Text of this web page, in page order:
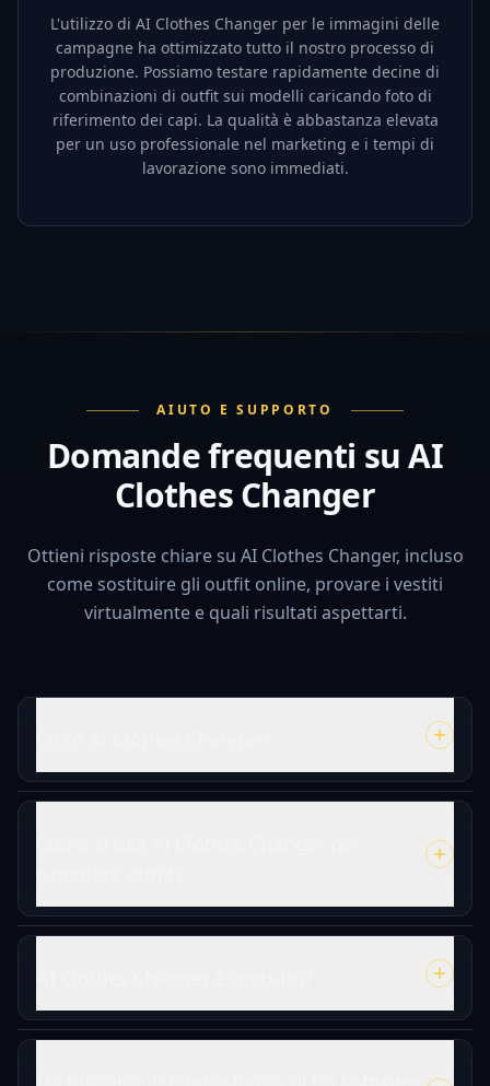
L'utilizzo di AI Clothes Changer per le immagini delle
campagne ha ottimizzato tutto il nostro processo di
produzione. Possiamo testare rapidamente decine di
combinazioni di outfit sui modelli caricando foto di
riferimento dei capi. La qualità è abbastanza elevata
per un uso professionale nel marketing e i tempi di
lavorazione sono immediati.
AIUTO E SUPPORTO
Domande frequenti su AI
Clothes Changer
Ottieni risposte chiare su AI Clothes Changer, incluso
come sostituire gli outfit online, provare i vestiti
virtualmente e quali risultati aspettarti.